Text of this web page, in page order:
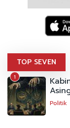
TOP SEVEN
1
Politik